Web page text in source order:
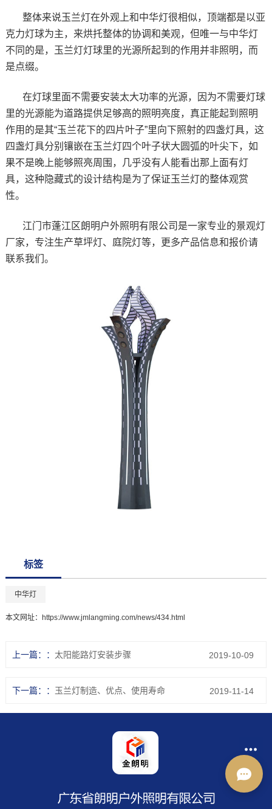
整体来说玉兰灯在外观上和中华灯很相似，顶端都是以亚
克力灯球为主，来烘托整体的协调和美观，但唯一与中华灯
不同的是，玉兰灯灯球里的光源所起到的作用并非照明，而
是点缀。
在灯球里面不需要安装太大功率的光源，因为不需要灯球
里的光源能为道路提供足够高的照明亮度，真正能起到照明
作用的是其“玉兰花下的四片叶子”里向下照射的四盏灯具，这
四盏灯具分别镶嵌在玉兰灯四个叶子状大圆弧的叶尖下，如
果不是晚上能够照亮周围，几乎没有人能看出那上面有灯
具，这种隐藏式的设计结构是为了保证玉兰灯的整体观赏
性。
江门市蓬江区朗明户外照明有限公司是一家专业的景观灯
厂家，专注生产草坪灯、庭院灯等，更多产品信息和报价请
联系我们。
标签
中华灯
本文网址： https://www.jmlangming.com/news/434.html
上一篇： 太阳能路灯安装步骤 2019-10-09
下一篇： 玉兰灯制造、优点、使用寿命 2019-11-14